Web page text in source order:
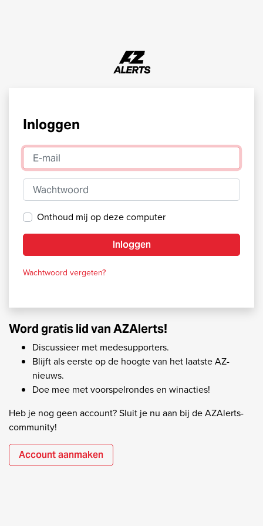
Inloggen
E-mail
Wachtwoord
Onthoud mij op deze computer
Inloggen
Wachtwoord vergeten?
Word gratis lid van AZAlerts!
Discussieer met medesupporters.
Blijft als eerste op de hoogte van het laatste AZ-
nieuws.
Doe mee met voorspelrondes en winacties!
Heb je nog geen account? Sluit je nu aan bij de AZAlerts-
community!
Account aanmaken